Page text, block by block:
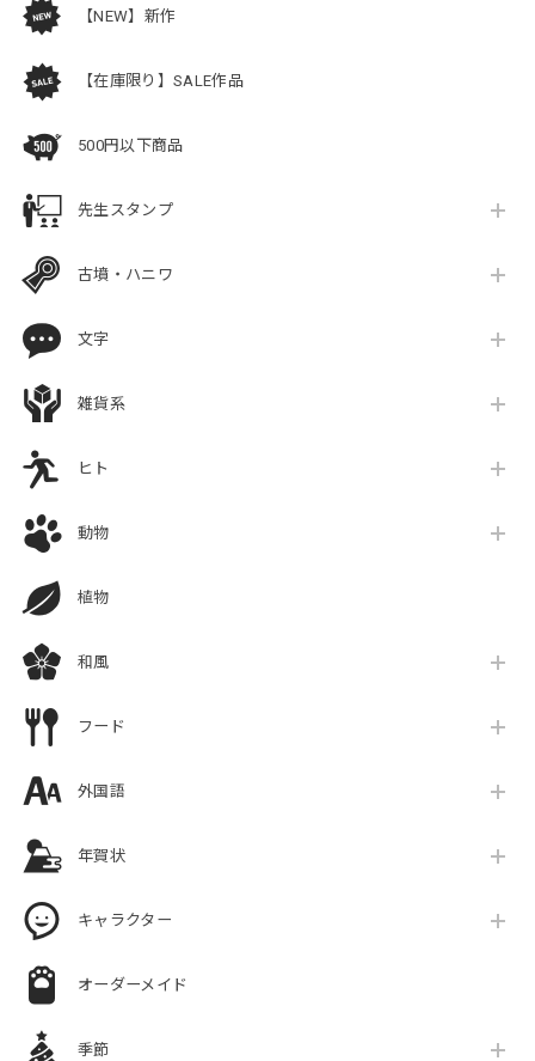
【NEW】新作
【在庫限り】SALE作品
500円以下商品
先生スタンプ
古墳・ハニワ
文字
雑貨系
ヒト
動物
植物
和風
フード
外国語
年賀状
キャラクター
オーダーメイド
季節